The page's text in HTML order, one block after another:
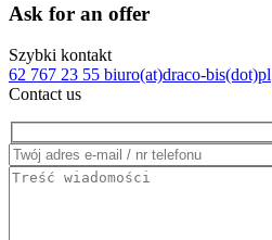
Ask for an offer
Szybki kontakt
62 767 23 55 biuro(at)draco-bis(dot)pl
Contact us